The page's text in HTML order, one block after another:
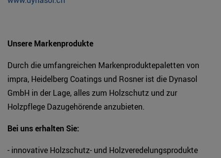
Unsere Markenprodukte
Durch die umfangreichen Markenproduktepaletten von
impra, Heidelberg Coatings und Rosner ist die Dynasol
GmbH in der Lage, alles zum Holzschutz und zur
Holzpflege Dazugehörende anzubieten.
Bei uns erhalten Sie:
- innovative Holzschutz- und Holzveredelungsprodukte